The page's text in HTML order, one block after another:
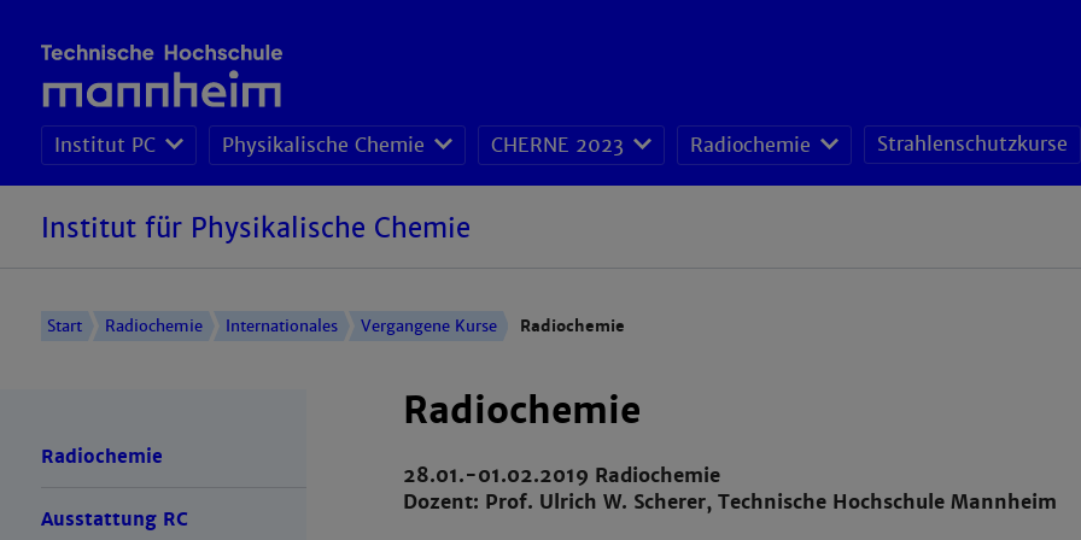
Institut PC Physikalische Chemie CHERNE 2023 Radiochemie Strahlenschutzkurse
Institut für Physikalische Chemie
Start Radiochemie Internationales Vergangene Kurse Radiochemie
Radiochemie
Ausstattung RC
Radiochemie
28.01.-01.02.2019 Radiochemie
Dozent: Prof. Ulrich W. Scherer, Technische Hochschule Mannheim